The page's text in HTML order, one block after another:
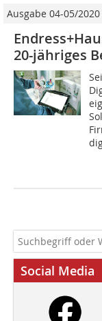
Ausgabe 04-05/2020
20-jähriges
Social Media